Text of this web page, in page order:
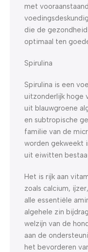
met
die de
optimaal ten
Spirulina
Spirulina is een
uitzonderlijk hoge
uit blauwgroene
en subtropische
familie van de
worden gekweekt
uit eiwitten
Het is rijk aan
zoals calcium,
alle essentiële
algehele zin
welzijn van de
aan de
het bevorderen